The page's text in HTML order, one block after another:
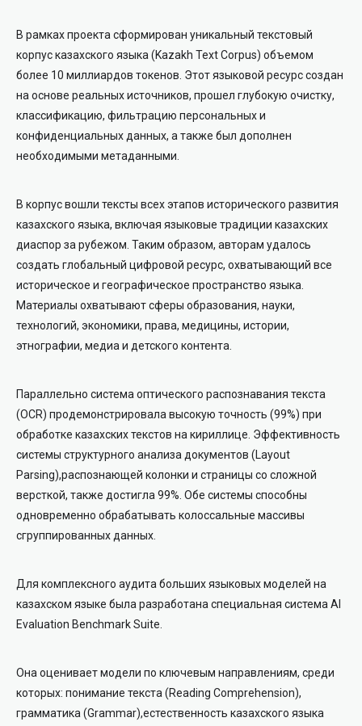
В рамках проекта сформирован уникальный текстовый
корпус казахского языка (Kazakh Text Corpus) объемом
более 10 миллиардов токенов. Этот языковой ресурс создан
на основе реальных источников, прошел глубокую очистку,
классификацию, фильтрацию персональных и
конфиденциальных данных, а также был дополнен
необходимыми метаданными.
В корпус вошли тексты всех этапов исторического развития
казахского языка, включая языковые традиции казахских
диаспор за рубежом. Таким образом, авторам удалось
создать глобальный цифровой ресурс, охватывающий все
историческое и географическое пространство языка.
Материалы охватывают сферы образования, науки,
технологий, экономики, права, медицины, истории,
этнографии, медиа и детского контента.
Параллельно система оптического распознавания текста
(OCR) продемонстрировала высокую точность (99%) при
обработке казахских текстов на кириллице. Эффективность
системы структурного анализа документов (Layout
Parsing),распознающей колонки и страницы со сложной
версткой, также достигла 99%. Обе системы способны
одновременно обрабатывать колоссальные массивы
сгруппированных данных.
Для комплексного аудита больших языковых моделей на
казахском языке была разработана специальная система AI
Evaluation Benchmark Suite.
Она оценивает модели по ключевым направлениям, среди
которых: понимание текста (Reading Comprehension),
грамматика (Grammar),естественность казахского языка